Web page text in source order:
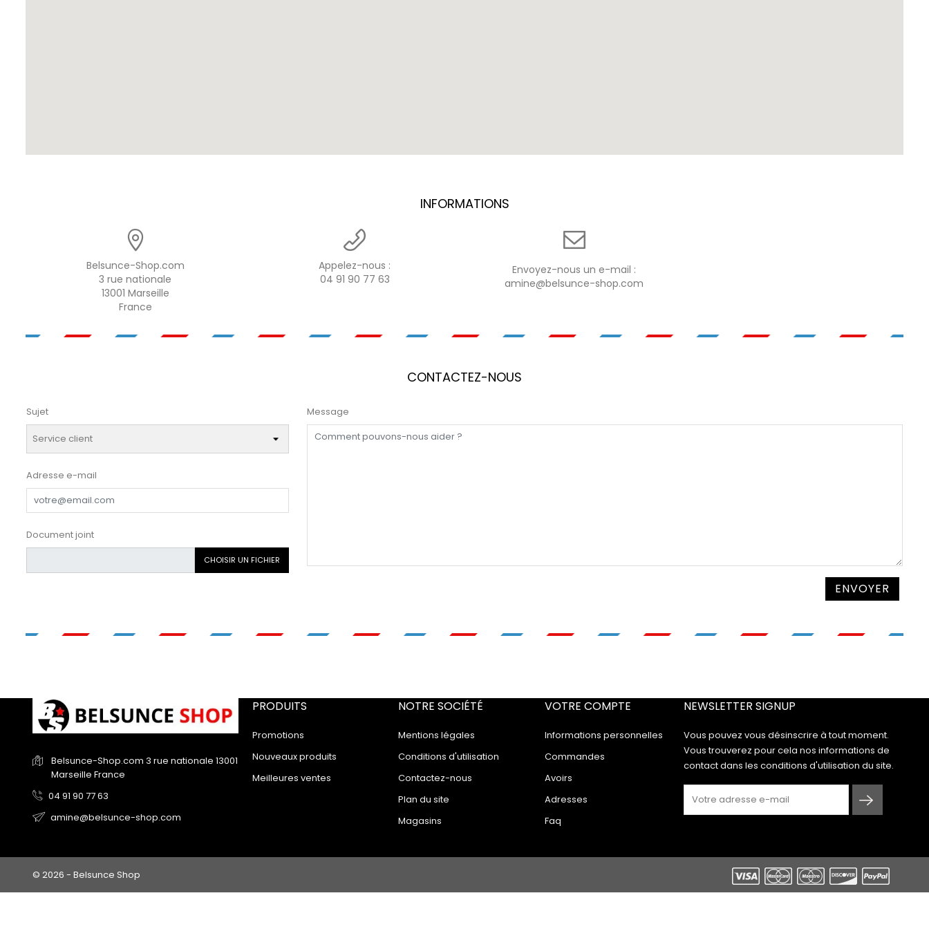
INFORMATIONS
Belsunce-Shop.com
3 rue nationale
13001 Marseille
France
Appelez-nous :
04 91 90 77 63
Envoyez-nous un e-mail :
amine@belsunce-shop.com
CONTACTEZ-NOUS
Sujet Message
Adresse e-mail
Document joint
CHOISIR UN FICHIER
Belsunce-Shop.com 3 rue nationale 13001
Marseille France
04 91 90 77 63
amine@belsunce-shop.com
PRODUITS
Promotions
Nouveaux produits
Meilleures ventes
NOTRE SOCIÉTÉ
Mentions légales
Conditions d'utilisation
Contactez-nous
Plan du site
Magasins
VOTRE COMPTE
Informations personnelles
Commandes
Avoirs
Adresses
Faq
NEWSLETTER SIGNUP
Vous pouvez vous désinscrire à tout moment.
Vous trouverez pour cela nos informations de
contact dans les conditions d'utilisation du site.